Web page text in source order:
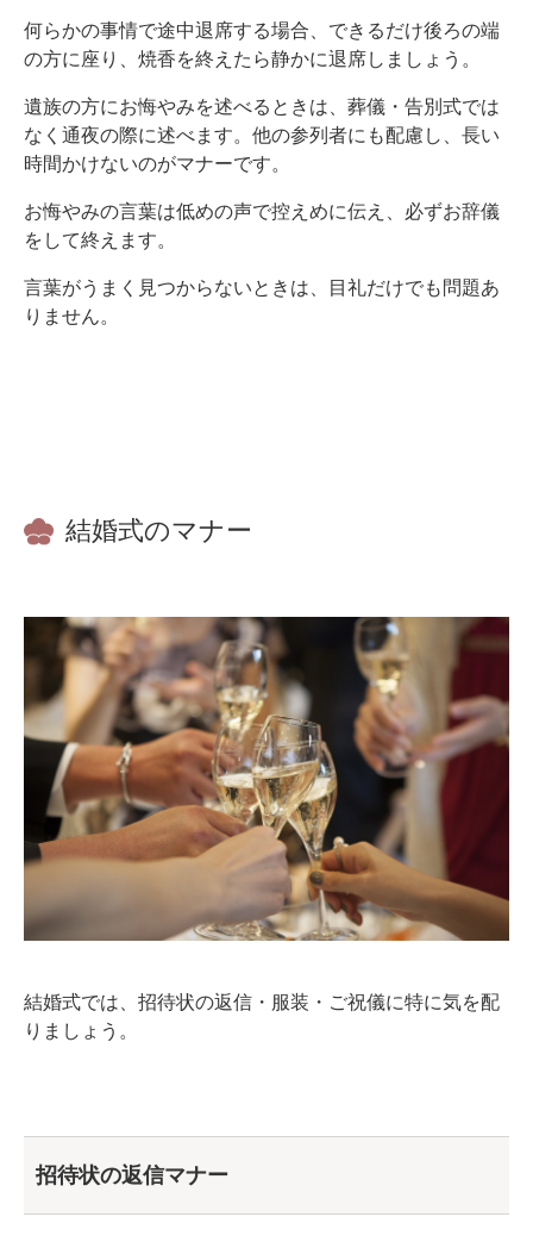
何らかの事情で途中退席する場合、できるだけ後ろの端
の方に座り、焼香を終えたら静かに退席しましょう。
遺族の方にお悔やみを述べるときは、葬儀・告別式では
なく通夜の際に述べます。他の参列者にも配慮し、長い
時間かけないのがマナーです。
お悔やみの言葉は低めの声で控えめに伝え、必ずお辞儀
をして終えます。
言葉がうまく見つからないときは、目礼だけでも問題あ
りません。
結婚式のマナー
結婚式では、招待状の返信・服装・ご祝儀に特に気を配
りましょう。
招待状の返信マナー